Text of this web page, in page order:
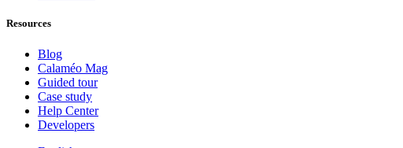
Resources
Blog
Calaméo Mag
Guided tour
Case study
Help Center
Developers